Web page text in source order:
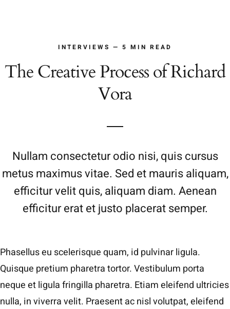
INTERVIEWS — 5 MIN READ
The Creative Process of Richard
Vora
Nullam consectetur odio nisi, quis cursus
metus maximus vitae. Sed et mauris aliquam,
efficitur velit quis, aliquam diam. Aenean
efficitur erat et justo placerat semper.
Phasellus eu scelerisque quam, id pulvinar ligula.
Quisque pretium pharetra tortor. Vestibulum porta
neque et ligula fringilla pharetra. Etiam eleifend ultricies
nulla, in viverra velit. Praesent ac nisl volutpat, eleifend